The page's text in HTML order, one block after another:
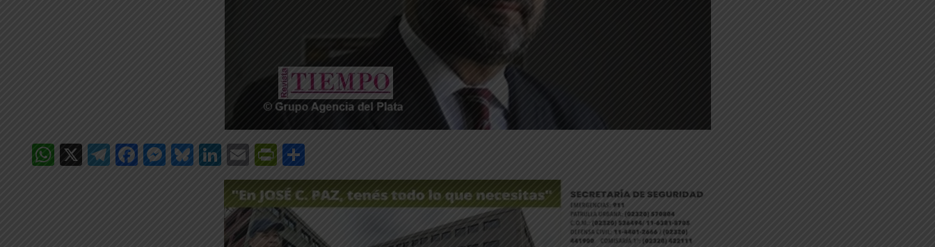
WhatsApp
X Telegram
Facebook
Messenger
Bluesky
LinkedIn
EmailPrintFriendly